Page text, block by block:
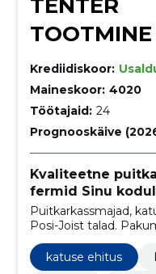
TENTER
TOOTMINE
Krediidiskoor:
Maineskoor: 4020
Töötajaid: 24
Prognooskäive
Kvaliteetne
fermid Sinu
Puitkarkassmajad,
Posi-Joist talad.
kiiret paigaldust.
katuse ehitus